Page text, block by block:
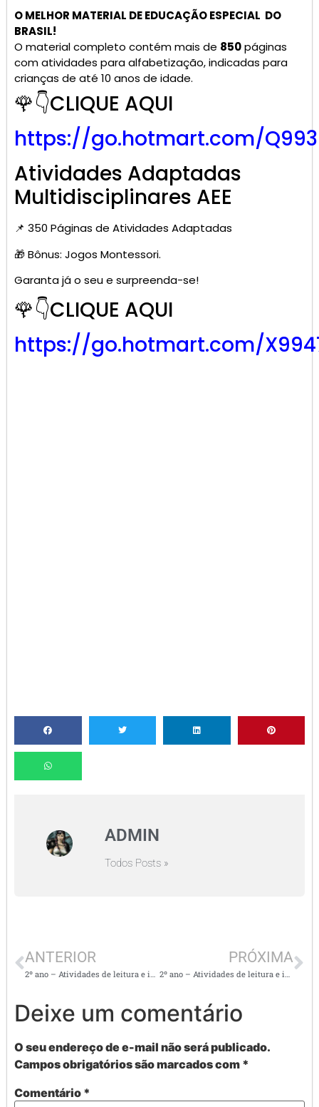
O MELHOR MATERIAL DEEDUCAÇÃO ESPECIAL DO
BRASIL!
O material completo contém mais de 850páginas
com atividades para alfabetização, indicadas para
crianças de até 10 anos de idade.
🌹👇CLIQUE AQUI
https://go.hotmart.com/
Atividades Adaptadas
Multidisciplinares AEE
📌 350 Páginas de Atividades Adaptadas
🎁 Bônus: Jogos Montessori.
Garanta já o seu e surpreenda-se!
🌹👇CLIQUE AQUI
https://go.hotmart.com/
ADMIN
Todos Posts »
ANTERIOR
2º ano – Atividades de leitura e interpretação de textos
PRÓXIMA
2º ano – Atividades de leitura e interpretação de diferentes textos
Deixe um comentário
O seu endereço de e-mail não será publicado.
Campos obrigatórios são marcados com *
Comentário *